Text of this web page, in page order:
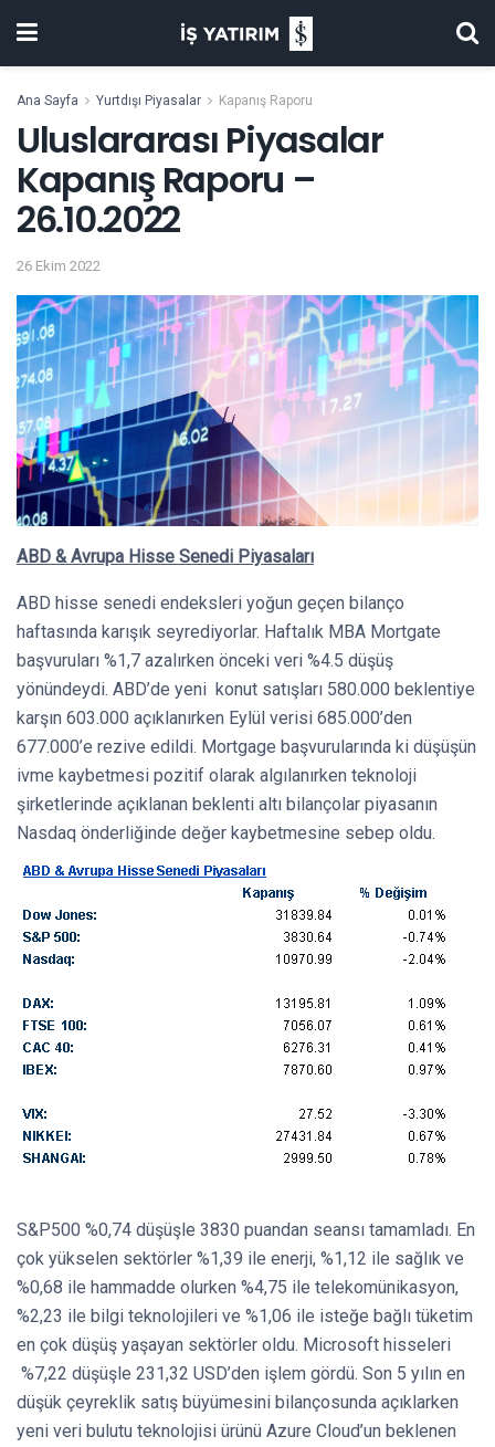
Ana Sayfa Yurtdışı Piyasalar Kapanış Raporu
Uluslararası Piyasalar
Kapanış Raporu –
26.10.2022
26 Ekim 2022
ABD & Avrupa Hisse Senedi Piyasaları
ABD hisse senedi endeksleri yoğun geçen bilanço
haftasında karışık seyrediyorlar. Haftalık MBA Mortgate
başvuruları %1,7 azalırken önceki veri %4.5 düşüş
yönündeydi. ABD’de yeni konut satışları 580.000 beklentiye
karşın 603.000 açıklanırken Eylül verisi 685.000’den
677.000’e rezive edildi. Mortgage başvurularında ki düşüşün
ivme kaybetmesi pozitif olarak algılanırken teknoloji
şirketlerinde açıklanan beklenti altı bilançolar piyasanın
Nasdaq önderliğinde değer kaybetmesine sebep oldu.
S&P500 %0,74 düşüşle 3830 puandan seansı tamamladı. En
çok yükselen sektörler %1,39 ile enerji, %1,12 ile sağlık ve
%0,68 ile hammadde olurken %4,75 ile telekomünikasyon,
%2,23 ile bilgi teknolojileri ve %1,06 ile isteğe bağlı tüketim
en çok düşüş yaşayan sektörler oldu. Microsoft hisseleri
%7,22 düşüşle 231,32 USD’den işlem gördü. Son 5 yılın en
düşük çeyreklik satış büyümesini bilançosunda açıklarken
yeni veri bulutu teknolojisi ürünü Azure Cloud’un beklenen